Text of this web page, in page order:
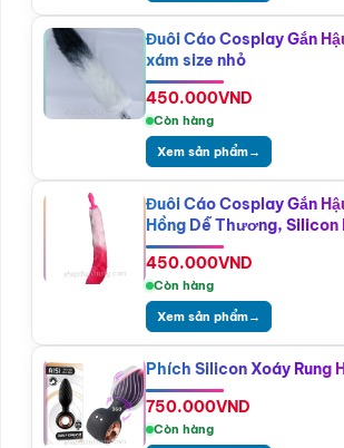
Đuôi Cáo Cosplay Gắn
xám size nhỏ
450.000VND
Còn hàng
Xem sản phẩm→
Đuôi Cáo Cosplay Gắn
Hồng Dễ Thương, Silicon
450.000VND
Còn hàng
Xem sản phẩm→
Phích Silicon Xoáy Rung
750.000VND
Còn hàng